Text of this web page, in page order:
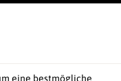
eine bestmögliche